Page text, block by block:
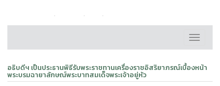
Toggle
อธิบดีฯ เป็นประธานพิธีรับพระราชทานเครื่องราชอิสริยาภรณ์เบื้องหน้า
พระบรมฉายาลักษณ์พระบาทสมเด็จพระเจ้าอยู่หัว